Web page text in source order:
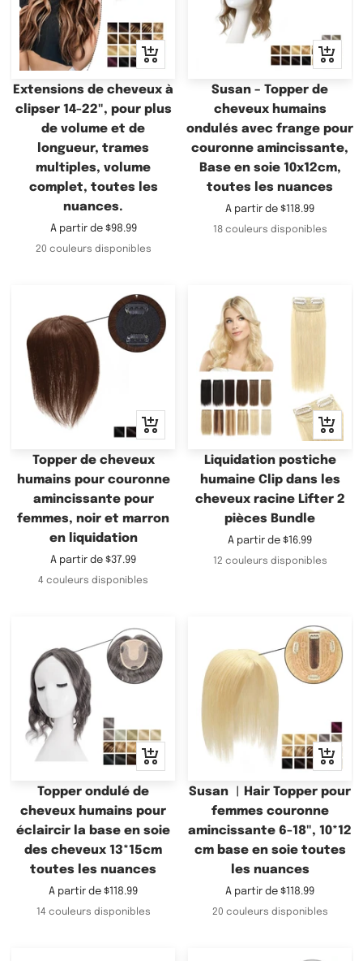
Apercu
rapide
Extensions de cheveux à
clipser 14-22", pour plus
de volume et de
longueur, trames
multiples, volume
complet, toutes les
nuances.
Prix
de
A partir de $98.99
20 couleurs disponibles
Apercu
rapide
Susan – Topper de
cheveux humains
ondulés avec frange pour
couronne amincissante,
Base en soie 10x12cm,
toutes les nuances
Prix
de
A partir de $118.99
18 couleurs disponibles
Apercu
rapide
Topper de cheveux
humains pour couronne
amincissante pour
femmes, noir et marron
en liquidation
Prix
de
A partir de $37.99
4 couleurs disponibles
Apercu
rapide
Liquidation postiche
humaine Clip dans les
cheveux racine Lifter 2
pièces Bundle
Prix
de
A partir de $16.99
12 couleurs disponibles
Apercu
rapide
Topper ondulé de
cheveux humains pour
éclaircir la base en soie
des cheveux 13*15cm
toutes les nuances
Prix
de
A partir de $118.99
14 couleurs disponibles
Apercu
rapide
Susan ︳Hair Topper pour
femmes couronne
amincissante 6-18", 10*12
cm base en soie toutes
les nuances
Prix
de
A partir de $118.99
20 couleurs disponibles